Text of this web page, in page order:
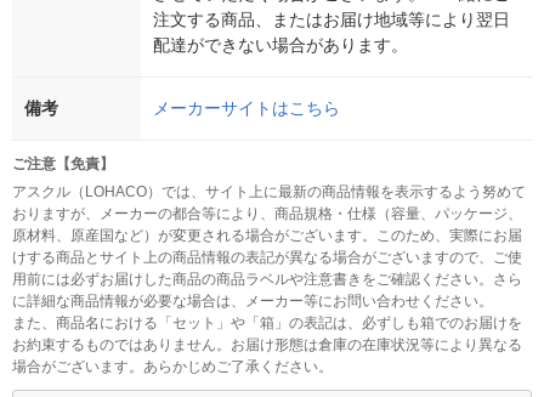
注文する商品、またはお届け地域等により翌日
配達ができない場合があります。
備考 メーカーサイトはこちら
ご注意【免責】
アスクル（LOHACO）では、サイト上に最新の商品情報を表示するよう努めて
おりますが、メーカーの都合等により、商品規格・仕様（容量、パッケージ、
原材料、原産国など）が変更される場合がございます。このため、実際にお届
けする商品とサイト上の商品情報の表記が異なる場合がございますので、ご使
用前には必ずお届けした商品の商品ラベルや注意書きをご確認ください。さら
に詳細な商品情報が必要な場合は、メーカー等にお問い合わせください。
また、商品名における「セット」や「箱」の表記は、必ずしも箱でのお届けを
お約束するものではありません。お届け形態は倉庫の在庫状況等により異なる
場合がございます。あらかじめご了承ください。